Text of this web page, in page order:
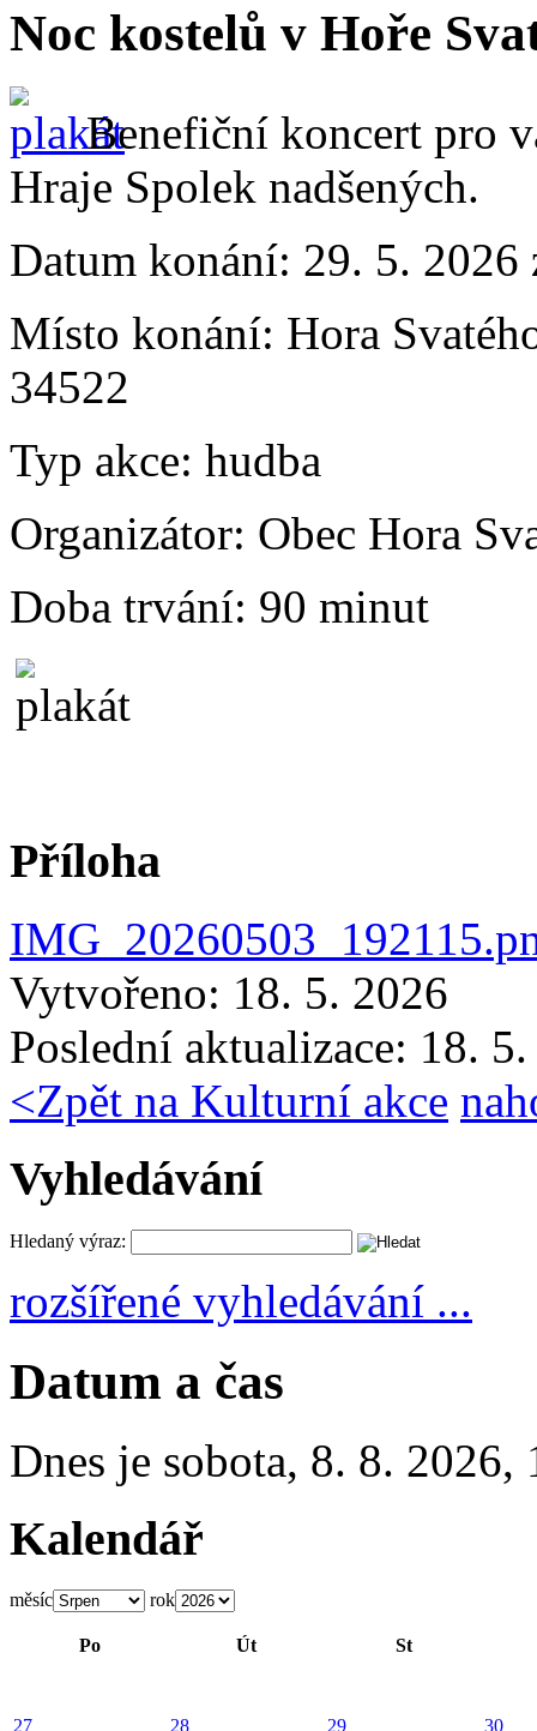
Noc kostelů v Hoře
Benefiční koncert pro
Hraje Spolek nadšených.
Datum konání: 29. 5. 2026
Místo konání: Hora
34522
Typ akce: hudba
Organizátor: Obec Hora
Doba trvání: 90 minut
Příloha
Vytvořeno: 18. 5. 2026
Poslední aktualizace: 18.
<Zpět na Kulturní akce
Vyhledávání
Hledaný výraz:
rozšířené vyhledávání ...
Datum a čas
Dnes je sobota, 8. 8. 2026,
Kalendář
měsíc rok
Po Út St
27
28
29
30